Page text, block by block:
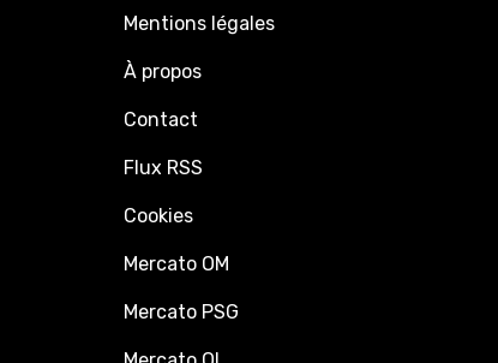
Mentions légales
À propos
Contact
Flux RSS
Cookies
Mercato OM
Mercato PSG